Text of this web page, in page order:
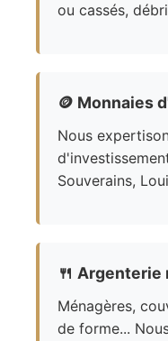
ou cassés,
🪙 Monnaies
Nous
Souverains,
🍴 Argenterie
Ménagères,
de forme...